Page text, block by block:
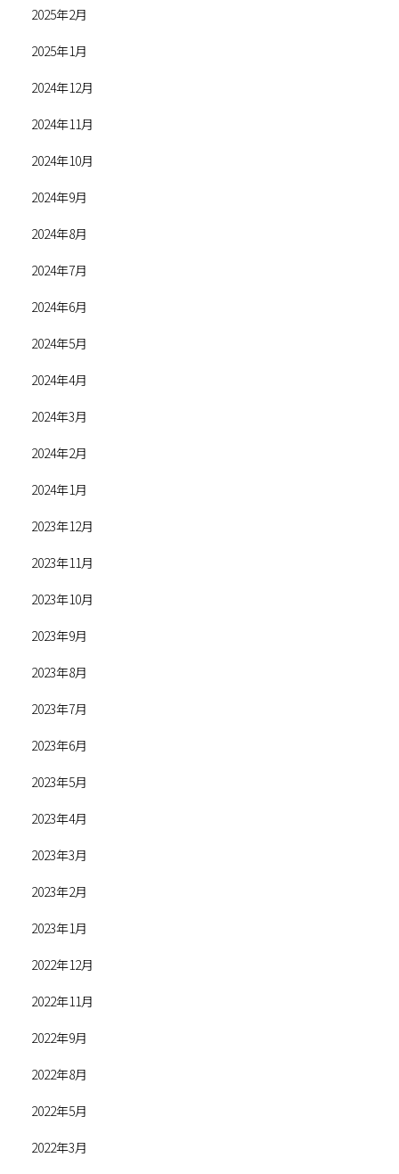
2025年2月
2025年1月
2024年12月
2024年11月
2024年10月
2024年9月
2024年8月
2024年7月
2024年6月
2024年5月
2024年4月
2024年3月
2024年2月
2024年1月
2023年12月
2023年11月
2023年10月
2023年9月
2023年8月
2023年7月
2023年6月
2023年5月
2023年4月
2023年3月
2023年2月
2023年1月
2022年12月
2022年11月
2022年9月
2022年8月
2022年5月
2022年3月